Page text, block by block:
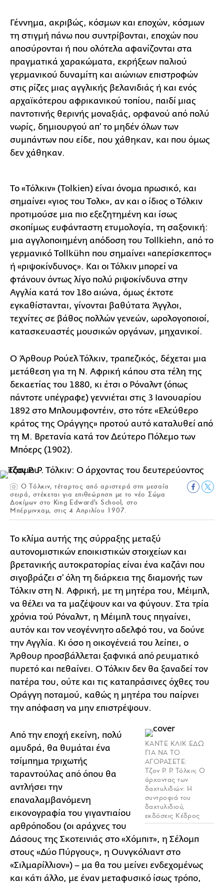
Γέννημα, ακριβώς, κόσμων και εποχών, κόσμων
τη στιγμή πάνω που συντρίβονται, εποχών που
αποσύρονται ή που ολότελα αφανίζονται στα
πραγματικά χαρακώματα, εκρήξεων παλιού
γερμανικού δυναμίτη και αιώνιων επιστροφών
στις ρίζες μιας αγγλικής βελανιδιάς ή και ενός
αρχαϊκότερου αφρικανικού τοπίου, παιδί μιας
παντοτινής θερινής μοναξιάς, ορφανού από πολύ
νωρίς, δημιουργού απ’ το μηδέν όλων των
συμπάντων που είδε, που χάθηκαν, και που όμως
δεν χάθηκαν.
Το «Τόλκιν» (Tolkien) είναι όνομα πρωσικό, και
σημαίνει «γιος του Τολκ», αν και ο ίδιος ο Τόλκιν
προτιμούσε μια πιο εξεζητημένη και ίσως
σκοπίμως ευφάνταστη ετυμολογία, τη σαξονική:
μια αγγλοποιημένη απόδοση του Tollkiehn, από το
γερμανικό Tollkühn που σημαίνει «απερίσκεπτος»
ή «ριψοκίνδυνος». Και οι Τόλκιν μπορεί να
φτάνουν όντως λίγο πολύ ριψοκίνδυνα στην
Αγγλία κατά τον 18ο αιώνα, όμως έκτοτε
εγκαθίστανται, γίνονται βαθύτατα Άγγλοι,
τεχνίτες σε βάθος πολλών γενεών, ωρολογοποιοί,
κατασκευαστές μουσικών οργάνων, μηχανικοί.
Ο Άρθουρ Ρούελ Τόλκιν, τραπεζικός, δέχεται μια
μετάθεση για τη Ν. Αφρική κάπου στα τέλη της
δεκαετίας του 1880, κι έτσι ο Ρόναλντ (όπως
πάντοτε υπέγραφε) γεννιέται στις 3 Ιανουαρίου
1892 στο Μπλουμφοντέιν, στο τότε «Ελεύθερο
κράτος της Οράγγης» προτού αυτό καταλυθεί από
τη Μ. Βρετανία κατά τον Δεύτερο Πόλεμο των
Μπόερς (1902).
Ο Τόλκιν, τέταρτος από αριστερά στη μεσαία
σειρά, στέκεται για επιθεώρηση με το νέο Σώμα
Δοκίμων στο King Edward's School, στο
Μπέρμινχαμ, στις 4 Απριλίου 1907.
Το κλίμα αυτής της σύρραξης μεταξύ
αυτονομιστικών εποικιστικών στοιχείων και
βρετανικής αυτοκρατορίας είναι ένα καζάνι που
σιγοβράζει σ’ όλη τη διάρκεια της διαμονής των
Τόλκιν στη Ν. Αφρική, με τη μητέρα του, Μέιμπλ,
να θέλει να τα μαζέψουν και να φύγουν. Στα τρία
χρόνια τού Ρόναλντ, η Μέιμπλ τους πηγαίνει,
αυτόν και τον νεογέννητο αδελφό του, να δούνε
την Αγγλία. Κι όσο η οικογένειά του λείπει, ο
Άρθουρ προσβάλλεται ξαφνικά από ρευματικό
πυρετό και πεθαίνει. Ο Τόλκιν δεν θα ξαναδεί τον
πατέρα του, ούτε και τις καταπράσινες όχθες του
Οράγγη ποταμού, καθώς η μητέρα του παίρνει
την απόφαση να μην επιστρέψουν.
ΚΑΝΤΕ ΚΛΙΚ ΕΔΩ
ΓΙΑ ΝΑ ΤΟ
ΑΓΟΡΑΣΕΤΕ:
Τζον Ρ. Ρ. Τόλκιν, Ο
άρχοντας των
δαχτυλιδιών: Η
συντροφιά του
δαχτυλιδιού,
εκδόσεις Κέδρος
Από την εποχή εκείνη, πολύ
αμυδρά, θα θυμάται ένα
τσίμπημα τριχωτής
ταραντούλας από όπου θα
αντλήσει την
επαναλαμβανόμενη
εικονογραφία του γιγαντιαίου
αρθρόποδου (οι αράχνες του
Δάσους της Σκοτεινιάς στο «Χόμπιτ», η Σέλομπ
στους «Δύο Πύργους», η Ουνγκόλιαντ στο
«Σιλμαρίλλιον») – μα θα του μείνει ενδεχομένως
και κάτι άλλο, με έναν μεταφυσικό ίσως τρόπο,